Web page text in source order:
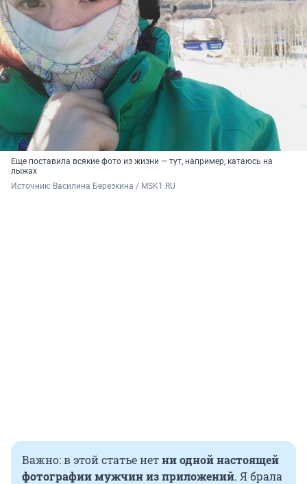
Еще поставила всякие фото из жизни — тут, например, катаюсь на
лыжах
Источник: Василина Березкина / MSK1.RU
Важно: в этой статье нетни одной настоящей
фотографии мужчин из приложений. Я брала